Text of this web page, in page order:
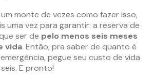
monte de vezes como fazer isso,
uma vez para garantir: a reserva de
ser de pelo menos seis meses
vida. Então, pra saber de quanto é
pegue seu custo de vida
E pronto!